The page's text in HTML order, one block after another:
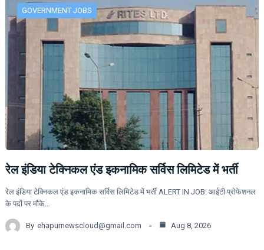
GOVERNMENT JOBS
रेल इंडिया टेक्निकल एंड इकनामिक सर्विस लिमिटेड में भर्ती
रेल इंडिया टेक्निकल एंड इकनामिक सर्विस लिमिटेड में भर्ती ALERT IN JOB: आईटी प्रोफेशनल
के पदों पर मौके…
By ehapurnewscloud@gmail.com Aug 8, 2026